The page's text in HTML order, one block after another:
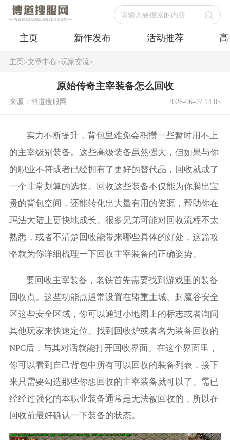
请输入要搜索的内容
主页 新作发布 活动推荐
主页>文章中心>玩家交流>
原始传奇主宰装备怎么回收
来源：博道搜服网 2026-06-07 14:05
实力不断提升，背包里难免会积攒一些暂时用不上
的主宰级别装备。这些高级装备虽然强大，但如果与你
的职业不符或者已经拥有了更好的替代品，回收就成了
一个非常划算的选择。回收这些装备不仅能为你腾出宝
贵的背包空间，还能转化出大量有用的资源，帮助你在
玛法大陆上更快地成长。很多兄弟可能对回收流程不太
熟悉，或者不清楚回收能带来哪些具体的好处，这篇攻
略就为你详细梳理一下回收主宰装备的正确姿势。
要回收主宰装备，老铁首先需要找到游戏里的装备
回收点。这些功能点通常设置在盟重土城、封魔谷安全
区这些安全区域，你可以通过小地图上的标志或者询问
其他玩家来快速定位。找到回收炉或者名为装备回收的
NPC后，与其对话就能打开回收界面。在这个界面里，
你可以看到自己背包中所有可以回收的装备列表，接下
来只需要勾选那些你想回收的主宰装备就可以了。需已
经经过强化的本职业装备通常是无法被回收的，所以在
回收前最好确认一下装备的状态。